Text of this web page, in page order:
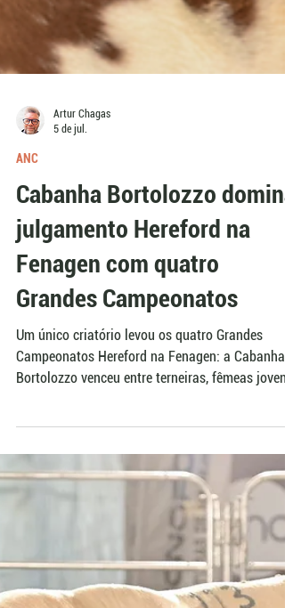
Artur Chagas
5 de jul.
ANC
Cabanha Bortolozzo domina
Grandes Campeonatos
Um único criatório levou os quatro Grandes
Campeonatos Hereford na Fenagen: a Cabanha
Bortolozzo venceu entre terneiras, fêmeas
terneiros e touros jovens, com índices de até
93,58. Organizada pela ANC, a feira também